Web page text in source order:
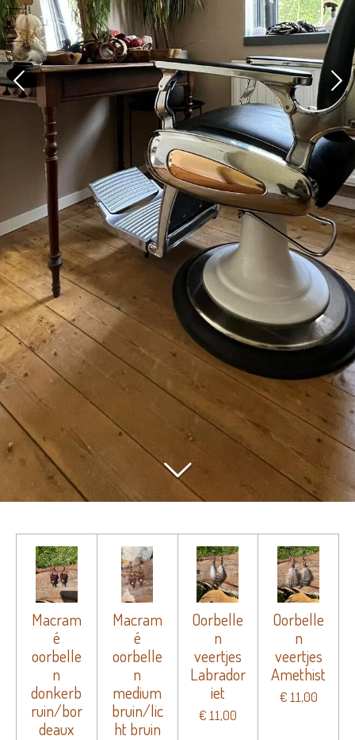
Macram
é
oorbelle
n
donkerb
ruin/bor
deaux
Macram
é
oorbelle
n
medium
bruin/lic
ht bruin
Oorbelle
n
veertjes
Labrador
iet
€ 11,00
Oorbelle
n
veertjes
Amethist
€ 11,00